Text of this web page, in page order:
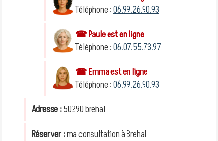
Téléphone :06.99.26.90.93
☎ Paule est en ligne
Téléphone :06.07.55.73.97
☎ Emma est en ligne
Téléphone :06.99.26.90.93
Adresse :50290 brehal
Réserver :ma consultation à Brehal